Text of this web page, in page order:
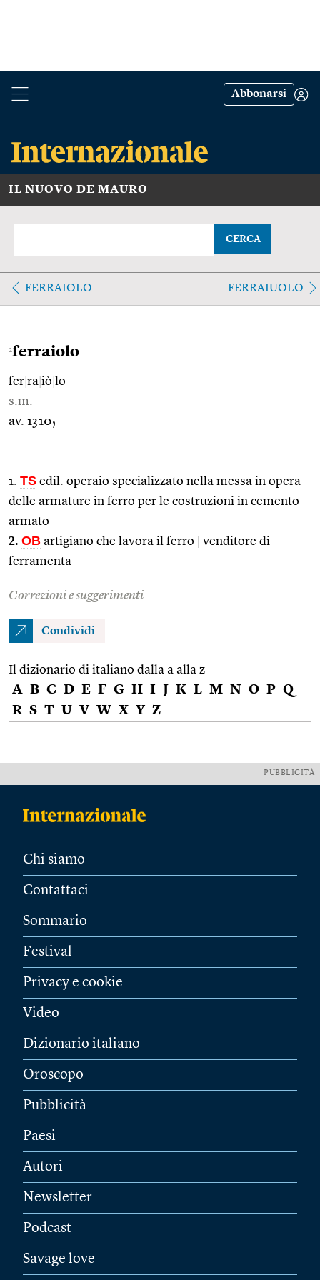
Abbonarsi
IL NUOVO DE MAURO
CERCA
FERRAIOLO FERRAIUOLO
2ferraiolo
fer ra iò lo
s.m.
av. 1310;
1. TS edil. operaio specializzato nella messa in opera
delle armature in ferro per le costruzioni in cemento
armato
2. OB artigiano che lavora il ferro
venditore di
ferramenta
Correzioni e suggerimenti
Condividi
Il dizionario di italiano dalla a alla z
A B C D E F G H I J K L M N O P Q
R S T U V W X Y Z
PUBBLICITÀ
Chi siamo
Contattaci
Sommario
Festival
Privacy e cookie
Video
Dizionario italiano
Oroscopo
Pubblicità
Paesi
Autori
Newsletter
Podcast
Savage love